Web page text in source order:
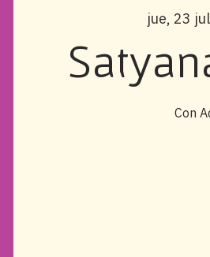
jue, 23
Con